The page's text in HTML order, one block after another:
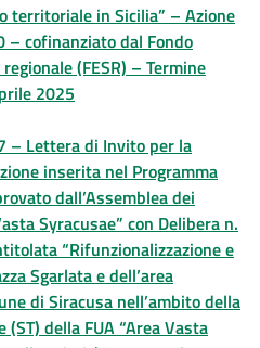
territoriale in Sicilia” – Azione
– cofinanziato dal Fondo
(FESR) – Termine
2025
– Lettera di Invito per la
inserita nel Programma
dall’Assemblea dei
Syracusae” con Delibera n.
“Rifunzionalizzazione e
Sgarlata e dell’area
di Siracusa nell’ambito della
della FUA “Area Vasta